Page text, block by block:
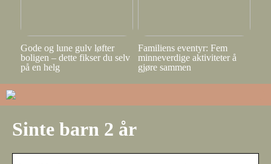
Gode og lune gulv løfter
boligen – dette fikser du selv
på en helg
Familiens eventyr: Fem
minneverdige aktiviteter å
gjøre sammen
Sinte barn 2 år